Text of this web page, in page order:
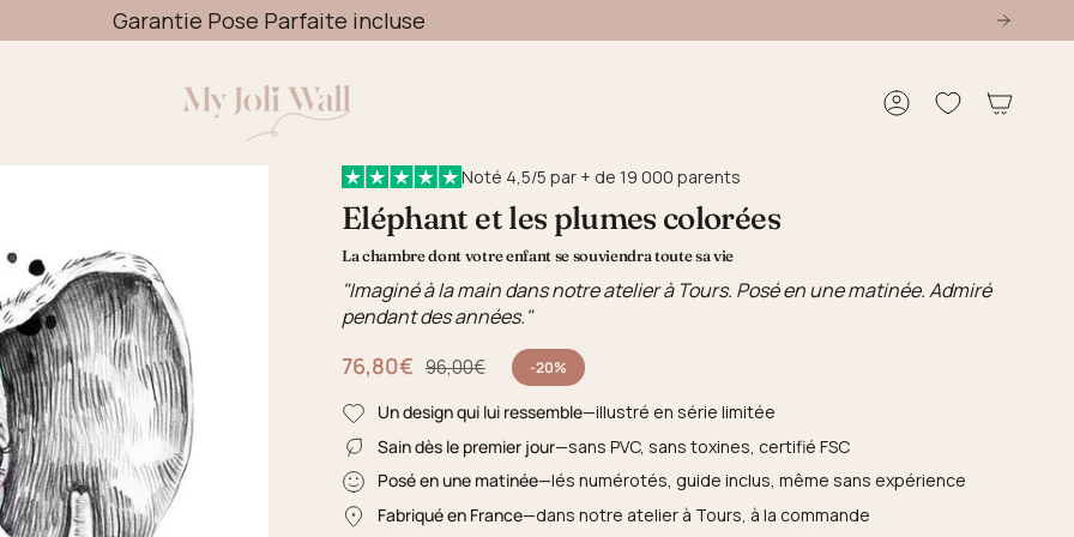
Garantie Pose Parfaite incluse
Compte
Noté 4,5/5 par + de 19 000 parents
Eléphant et les plumes colorées
La chambre dont votre enfant se souviendra toute sa vie
"Imaginé à la main dans notre atelier à Tours. Posé en une matinée. Admiré
pendant des années."
76,80€
Prix régulier96,00€ -20%
Un design qui lui ressemble—illustré en série limitée
Sain dès le premier jour—sans PVC, sans toxines, certifié FSC
Posé en une matinée—lés numérotés, guide inclus, même sans expérience
Fabriqué en France—dans notre atelier à Tours, à la commande